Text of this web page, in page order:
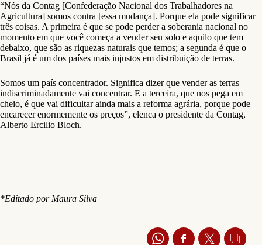
“Nós da Contag [Confederação Nacional dos Trabalhadores na
Agricultura] somos contra [essa mudança]. Porque ela pode significar
três coisas. A primeira é que se pode perder a soberania nacional no
momento em que você começa a vender seu solo e aquilo que tem
debaixo, que são as riquezas naturais que temos; a segunda é que o
Brasil já é um dos países mais injustos em distribuição de terras.
Somos um país concentrador. Significa dizer que vender as terras
indiscriminadamente vai concentrar. E a terceira, que nos pega em
cheio, é que vai dificultar ainda mais a reforma agrária, porque pode
encarecer enormemente os preços”, elenca o presidente da Contag,
Alberto Ercilio Bloch.
*Editado por Maura Silva